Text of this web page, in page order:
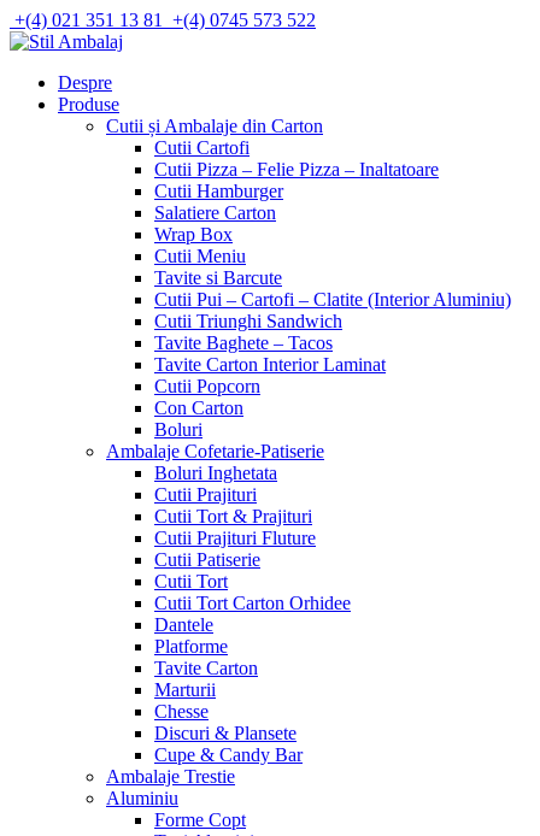
Skip
to
+(4) 021 351 13 81 +(4) 0745 573 522
Despre
Produse
Cutii și Ambalaje din Carton
Cutii Cartofi
Cutii Pizza – Felie Pizza – Inaltatoare
Cutii Hamburger
Salatiere Carton
Wrap Box
Cutii Meniu
Tavite si Barcute
Cutii Pui – Cartofi – Clatite (Interior Aluminiu)
Cutii Triunghi Sandwich
Tavite Baghete – Tacos
Tavite Carton Interior Laminat
Cutii Popcorn
Con Carton
Boluri
Ambalaje Cofetarie-Patiserie
Boluri Inghetata
Cutii Prajituri
Cutii Tort & Prajituri
Cutii Prajituri Fluture
Cutii Patiserie
Cutii Tort
Cutii Tort Carton Orhidee
Dantele
Platforme
Tavite Carton
Marturii
Chesse
Discuri & Plansete
Cupe & Candy Bar
Ambalaje Trestie
Aluminiu
Forme Copt